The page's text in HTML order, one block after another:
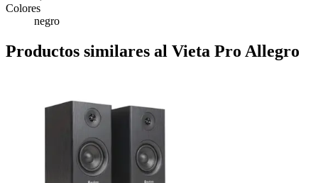
Colores
negro
Productos similares al Vieta Pro Allegro